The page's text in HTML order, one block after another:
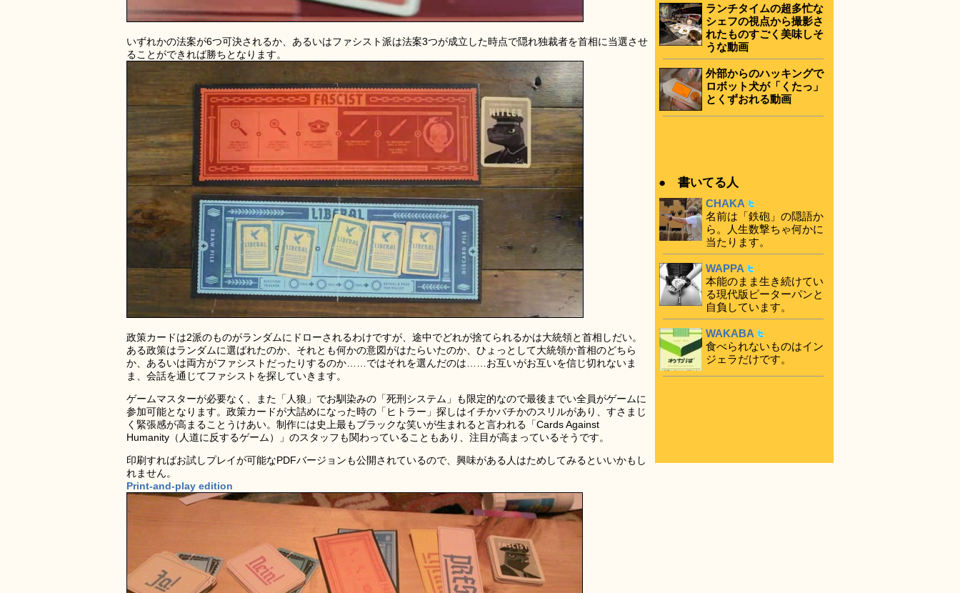
いずれかの法案が6つ可決されるか、あるいはファシスト派は法案3つが成立した時点で隠れ独裁者を首相に当選させ
ることができれば勝ちとなります。
政策カードは2派のものがランダムにドローされるわけですが、途中でどれが捨てられるかは大統領と首相しだい。
ある政策はランダムに選ばれたのか、それとも何かの意図がはたらいたのか、ひょっとして大統領か首相のどちら
か、あるいは両方がファシストだったりするのか……ではそれを選んだのは……お互いがお互いを信じ切れないま
ま、会話を通じてファシストを探していきます。
ゲームマスターが必要なく、また「人狼」でお馴染みの「死刑システム」も限定的なので最後までい全員がゲームに
参加可能となります。政策カードが大詰めになった時の「ヒトラー」探しはイチかバチかのスリルがあり、すさまじ
く緊張感が高まることうけあい。制作には史上最もブラックな笑いが生まれると言われる「Cards Against
Humanity（人道に反するゲーム）」のスタッフも関わっていることもあり、注目が高まっているそうです。
印刷すればお試しプレイが可能なPDFバージョンも公開されているので、興味がある人はためしてみるといいかもし
れません。
Print-and-play edition
ランチタイムの超多忙な
シェフの視点から撮影さ
れたものすごく美味しそ
うな動画
外部からのハッキングで
ロボット犬が「くたっ」
とくずおれる動画
● 書いてる人
CHAKA
名前は「鉄砲」の隠語か
ら。人生数撃ちゃ何かに
当たります。
WAPPA
本能のまま生き続けてい
る現代版ピーターパンと
自負しています。
WAKABA
食べられないものはイン
ジェラだけです。